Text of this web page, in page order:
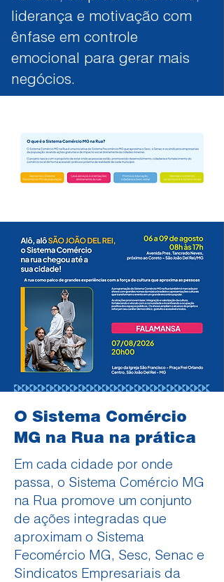
liderança e motivação com
ênfase em controle
emocional para gerar mais
negócios.
O Sistema Comércio
MG na Rua na prática
Em cada cidade por onde
passa, o Sistema Comércio MG
na Rua promove um conjunto
de ações integradas que
aproximam o Sistema
Fecomércio MG, Sesc, Senac e
Sindicatos Empresariais da